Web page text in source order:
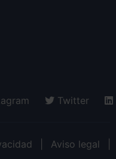
Twitter
Aviso legal